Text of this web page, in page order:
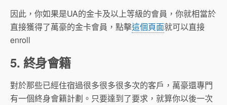
因此，你如果是UA的金卡及以上等級的會員，你就相當於
直接獲得了萬豪的金卡會員，點擊這個頁面就可以直接
enroll
5. 終身會籍
對於那些已經住宿過很多很多很多次的客戶，萬豪還專門
有一個終身會籍計劃。只要達到了要求，就算你以後一次